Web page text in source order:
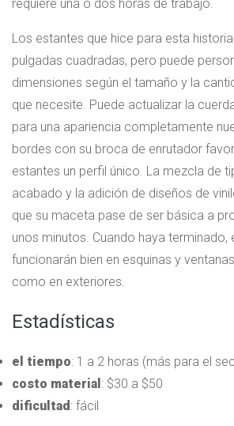
requiere una o dos horas de trabajo.
Los estantes que hice para esta
pulgadas cuadradas, pero puede
dimensiones según el tamaño y la
que necesite. Puede actualizar la
para una apariencia completamente
bordes con su broca de enrutador
estantes un perfil único. La mezcla de
acabado y la adición de diseños de
que su maceta pase de ser básica a
unos minutos. Cuando haya terminado,
funcionarán bien en esquinas y
como en exteriores.
Estadísticas
el tiempo: 1 a 2 horas (más para el
costo material : $30 a $50
dificultad : fácil